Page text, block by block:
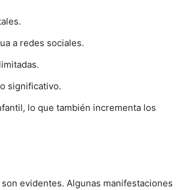
a redes sociales.
significativo.
lo que también incrementa los
evidentes. Algunas manifestaciones